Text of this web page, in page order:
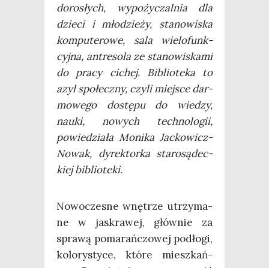
doro­słych, wypo­ży­czal­nia dla
dzie­ci i mło­dzie­ży, sta­no­wi­ska
kom­pu­te­ro­we, sala wie­lo­funk­
cyj­na, antre­so­la ze sta­no­wi­ska­mi
do pra­cy cichej. Biblio­te­ka to
azyl spo­łecz­ny, czy­li miej­sce dar­
mo­we­go dostę­pu do wie­dzy,
nauki, nowych tech­no­lo­gii,
powie­dzia­ła Moni­ka Jac­ko­wicz-
Nowak, dyrek­tor­ka sta­ro­są­dec­
kiej biblioteki.
Nowo­cze­sne wnę­trze utrzy­ma­
ne w jaskra­wej, głów­nie za
spra­wą poma­rań­czo­wej pod­ło­gi,
kolo­ry­sty­ce, któ­re miesz­kań­